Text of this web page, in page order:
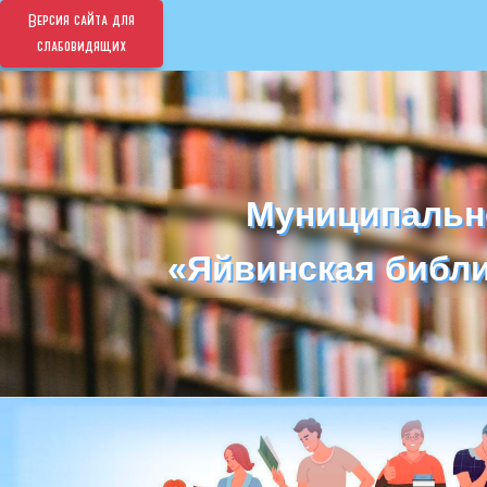
Версия сайта для
слабовидящих
«Яйвинская
«Яйвинская